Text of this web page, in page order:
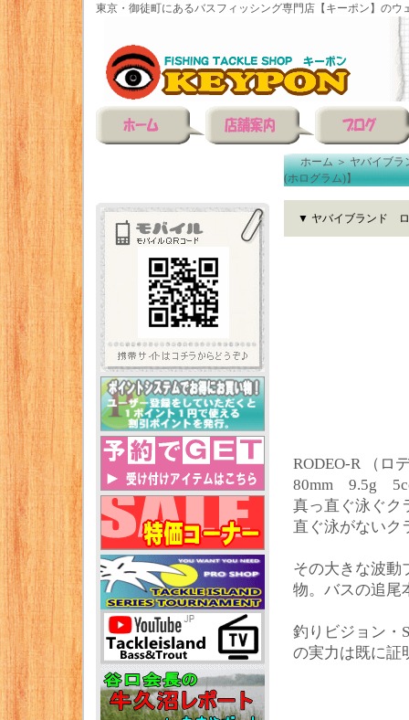
東京・御徒町にあるバスフィッシング専門店【キーポン】のウ
ホーム＞ヤバイブラ
(ホログラム)】
▼ ヤバイブランド ロ
RODEO-R （ロ
80mm 9.5g
真っ直ぐ泳ぐク
直ぐ泳がないク
その大きな波動
物。バスの追尾
釣りビジョン・
の実力は既に証